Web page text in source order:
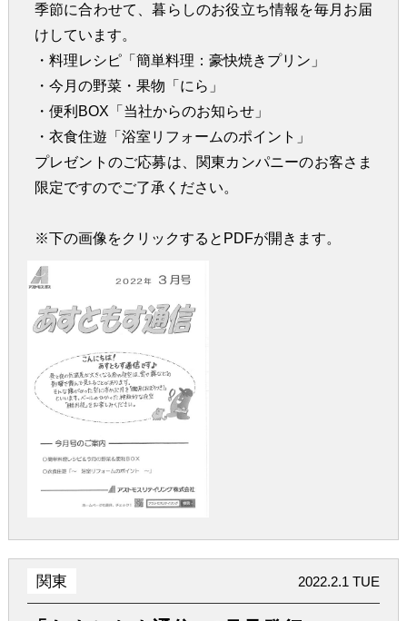
季節に合わせて、暮らしのお役立ち情報を毎月お届
けしています。
・料理レシピ「簡単料理：豪快焼きプリン」
・今月の野菜・果物「にら」
・便利BOX「当社からのお知らせ」
・衣食住遊「浴室リフォームのポイント」
プレゼントのご応募は、関東カンパニーのお客さま
限定ですのでご了承ください。
※下の画像をクリックするとPDFが開きます。
関東 2022.2.1 TUE